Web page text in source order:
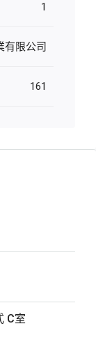
1
有限公司
161
C室